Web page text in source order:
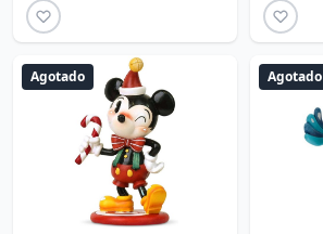
Agotado Agotado